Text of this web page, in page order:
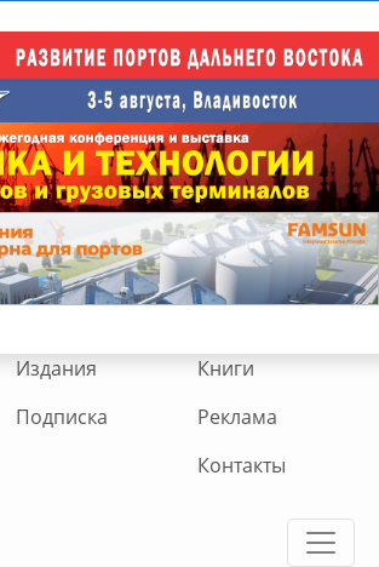
Издания
Книги
Подписка
Реклама
Контакты